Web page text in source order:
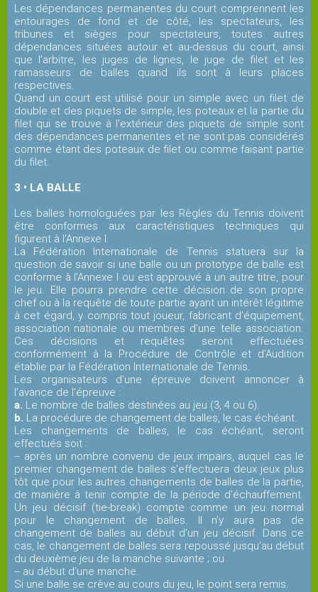
Les
règles
du
tennis
LA
COMPETITION
Jeunes
Equipes
Séniors
Equipes
Séniors
Plus
Autres
équipes
Palmarès
L'arbitrage
LES
TOURNOIS
Tournoi
Les dépendances permanentes du court comprennent les
entourages de fond et de côté, les spectateurs, les
tribunes et sièges pour spectateurs, toutes autres
dépendances situées autour et au-dessus du court, ainsi
que l’arbitre, les juges de lignes, le juge de filet et les
ramasseurs de balles quand ils sont à leurs places
respectives.
Quand un court est utilisé pour un simple avec un filet de
double et des piquets de simple, les poteaux et la partie du
filet qui se trouve à l’extérieur des piquets de simple sont
des dépendances permanentes et ne sont pas considérés
comme étant des poteaux de filet ou comme faisant partie
du filet.
3 • LA BALLE
Les balles homologuées par les Règles du Tennis doivent
être conformes aux caractéristiques techniques qui
figurent à l’Annexe I.
La Fédération Internationale de Tennis statuera sur la
question de savoir si une balle ou un prototype de balle est
conforme à l’Annexe I ou est approuvé à un autre titre, pour
le jeu. Elle pourra prendre cette décision de son propre
chef ou à la requête de toute partie ayant un intérêt légitime
à cet égard, y compris tout joueur, fabricant d’équipement,
association nationale ou membres d’une telle association.
Ces décisions et requêtes seront effectuées
conformément à la Procédure de Contrôle et d’Audition
établie par la Fédération Internationale de Tennis.
Les organisateurs d’une épreuve doivent annoncer à
l’avance de l’épreuve :
a. Le nombre de balles destinées au jeu (3, 4 ou 6).
b. La procédure de changement de balles, le cas échéant.
Les changements de balles, le cas échéant, seront
effectués soit :
-- après un nombre convenu de jeux impairs, auquel cas le
premier changement de balles s’effectuera deux jeux plus
tôt que pour les autres changements de balles de la partie,
de manière à tenir compte de la période d’échauffement.
Un jeu décisif (tie-break) compte comme un jeu normal
pour le changement de balles. Il n’y aura pas de
changement de balles au début d’un jeu décisif. Dans ce
cas, le changement de balles sera repoussé jusqu’au début
du deuxième jeu de la manche suivante ; ou
-- au début d’une manche.
Si une balle se crève au cours du jeu, le point sera remis.